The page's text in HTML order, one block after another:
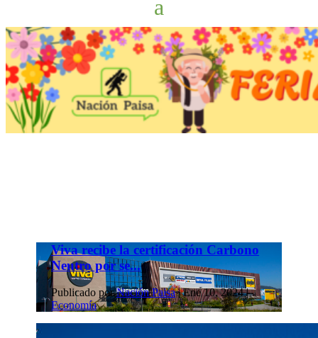
Viva recibe la certificación Carbono
Neutro por se...
Publicado porNación Paisa|Ene 10, 2024|
Economía